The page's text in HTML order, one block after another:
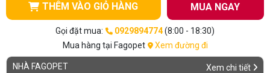
TỔNG ĐÀI TƯ VẤN
0929894774
THÊM VÀO GIỎ HÀNG MUA NGAY
Gọi đặt mua: 0929894774(8:00 - 18:30)
Mua hàng tại Fagopet
Xem đường đi
NHÀ FAGOPET Xem chi tiết